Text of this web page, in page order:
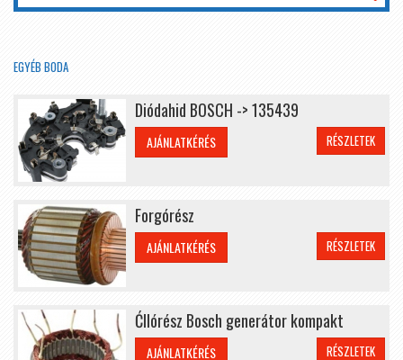
EGYÉB BODA
Diódahid BOSCH -> 135439
AJÁNLATKÉRÉS RÉSZLETEK
Forgórész
AJÁNLATKÉRÉS RÉSZLETEK
Ćllórész Bosch generátor kompakt
AJÁNLATKÉRÉS RÉSZLETEK